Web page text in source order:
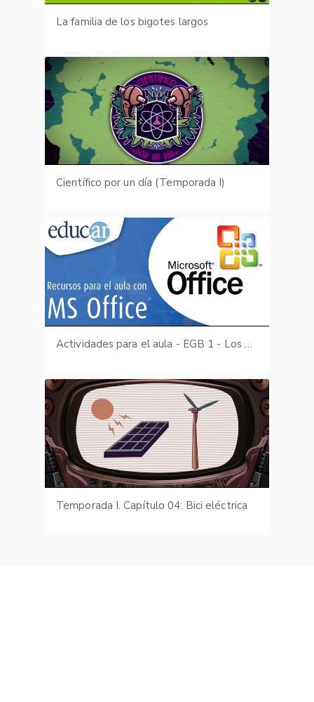
La familia de los bigotes largos
Científico por un día (Temporada I)
Actividades para el aula - EGB 1 - Los Animales (Sopa de letras: Los animales) parte II de III
Temporada I. Capítulo 04: Bici eléctrica